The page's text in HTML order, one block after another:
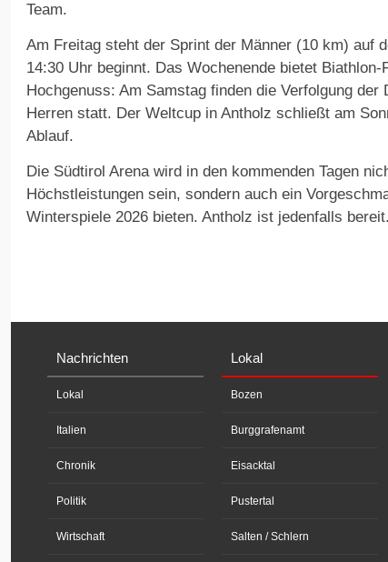
Team.
Am Freitag steht der Sprint der Männer (10 km) auf
14:30 Uhr beginnt. Das Wochenende bietet Biathlon-
Hochgenuss: Am Samstag finden die Verfolgung der
Herren statt. Der Weltcup in Antholz schließt am
Ablauf.
Die Südtirol Arena wird in den kommenden Tagen
Höchstleistungen sein, sondern auch ein
Winterspiele 2026 bieten. Antholz ist jedenfalls bereit.
Nachrichten
Lokal
Italien
Chronik
Politik
Wirtschaft
Lokal
Bozen
Burggrafenamt
Eisacktal
Pustertal
Salten / Schlern